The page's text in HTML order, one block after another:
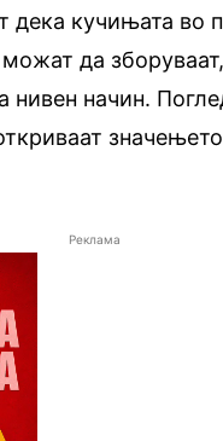
кучињата во
да
начин.
Реклама